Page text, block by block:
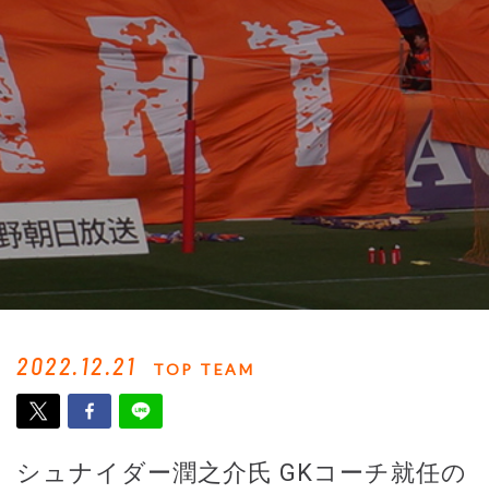
2022.12.21 TOP TEAM
シュナイダー潤之介氏 GKコーチ就任の